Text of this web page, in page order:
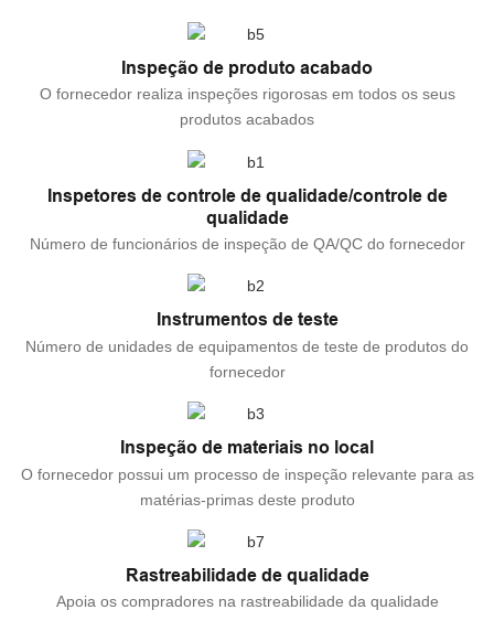
Inspeção de produto acabado
O fornecedor realiza inspeções rigorosas em todos os seus
produtos acabados
Inspetores de controle de qualidade/controle de
qualidade
Número de funcionários de inspeção de QA/QC do fornecedor
Instrumentos de teste
Número de unidades de equipamentos de teste de produtos do
fornecedor
Inspeção de materiais no local
O fornecedor possui um processo de inspeção relevante para as
matérias-primas deste produto
Rastreabilidade de qualidade
Apoia os compradores na rastreabilidade da qualidade